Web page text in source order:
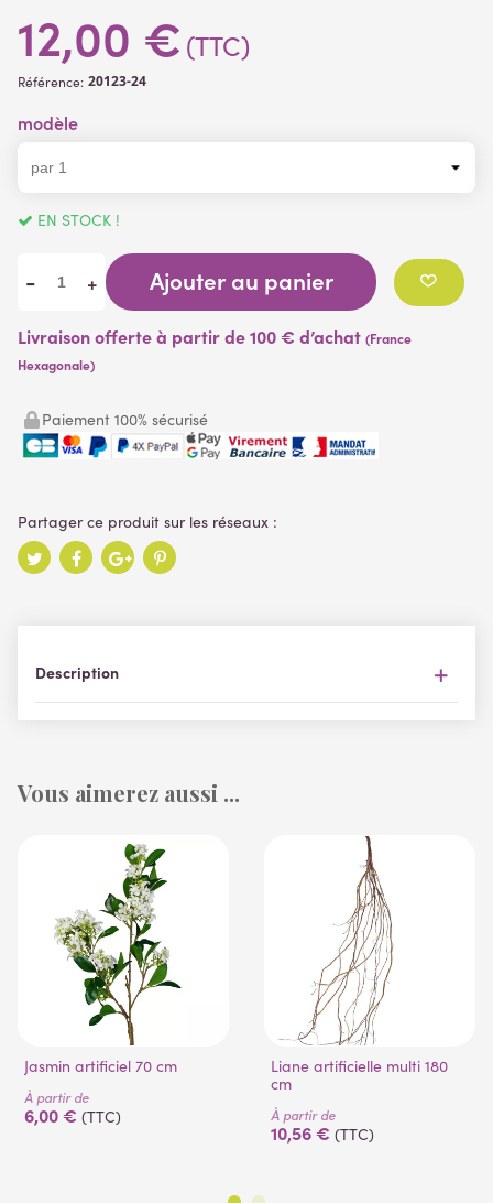
12,00 € (TTC)
Référence: 20123-24
modèle
EN STOCK !
- + Ajouter au panier
Livraison offerte à partir de 100 € d’achat (France
Hexagonale)
Paiement 100% sécurisé
Description
Vous aimerez aussi ...
Jasmin artificiel 70 cm
À partir de
6,00 € (TTC)
Liane artificielle multi 180
cm
À partir de
10,56 € (TTC)